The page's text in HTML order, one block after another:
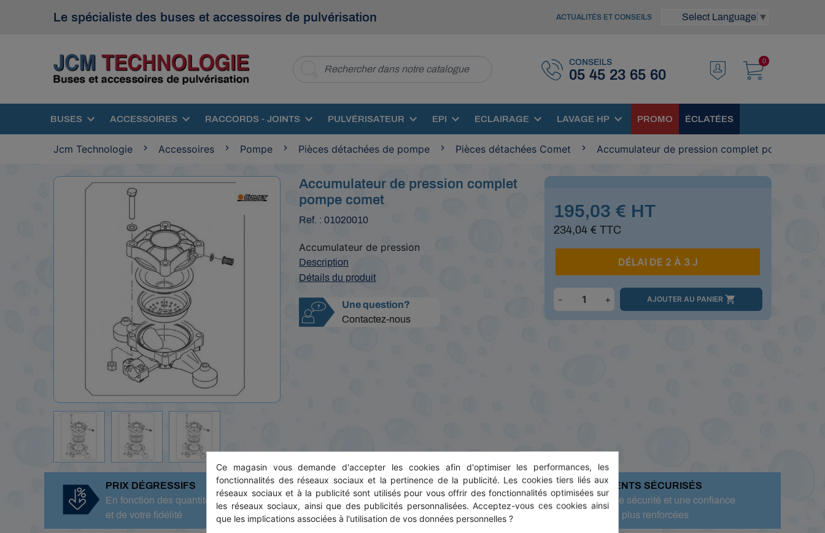
Le spécialiste des buses et accessoires de pulvérisation ACTUALITÉS ET CONSEILS Select Language ▼
CONSEILS
05 45 23 65 60
0
BUSES ACCESSOIRES RACCORDS - JOINTS PULVÉRISATEUR EPI ECLAIRAGE LAVAGE HP PROMO ÉCLATÉES
Jcm Technologie Accessoires Pompe Pièces détachées de pompe Pièces détachées Comet Accumulateur de pression complet pompe
Accumulateur de pression complet
pompe comet
Ref. : 01020010
Accumulateur de pression
Description
Détails du produit
Une question?
Contactez-nous
195,03 € HT
234,04 € TTC
DÉLAI DE 2 À 3 J
- + AJOUTER AU PANIER 
PRIX DÉGRESSIFS
En fonction des quantités, commandes
et de votre fidélité
LIVRAISON SÛRE ET RAPIDE
En partenariat avec SoColissimo pour
des délais courts et respectés
PAIEMENTS SÉCURISÉS
Pour une sécurité et une confiance
toujours plus renforcées
Ce magasin vous demande d'accepter les cookies afin d'optimiser les performances, les
fonctionnalités des réseaux sociaux et la pertinence de la publicité. Les cookies tiers liés aux
réseaux sociaux et à la publicité sont utilisés pour vous offrir des fonctionnalités optimisées sur
les réseaux sociaux, ainsi que des publicités personnalisées. Acceptez-vous ces cookies ainsi
que les implications associées à l'utilisation de vos données personnelles ?